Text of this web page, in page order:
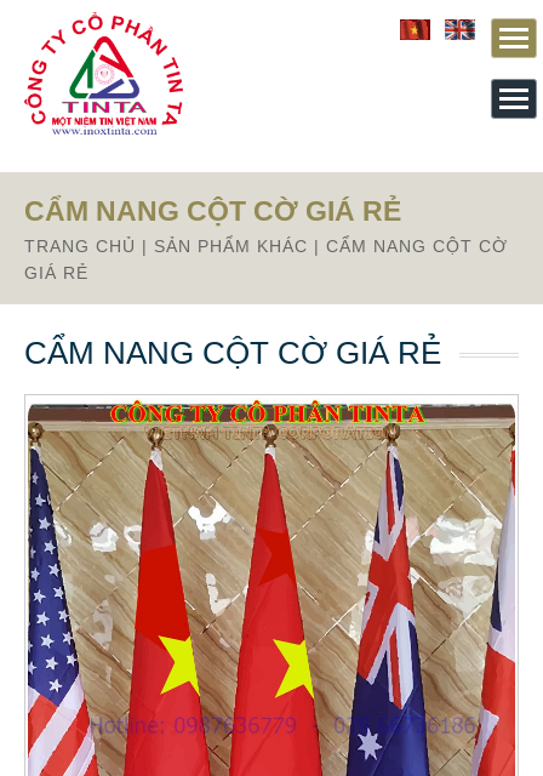
Từ mục này trở xuống là mã nguồn Zalo
CẨM NANG CỘT CỜ GIÁ RẺ
TRANG CHỦ | SẢN PHẨM KHÁC | CẨM NANG CỘT CỜ
GIÁ RẺ
CẨM NANG CỘT CỜ GIÁ RẺ